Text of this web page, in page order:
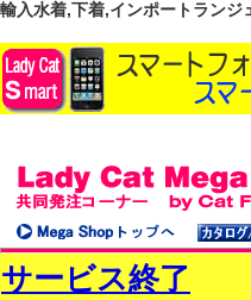
輸入水着,下着,インポートラン
サービス終了